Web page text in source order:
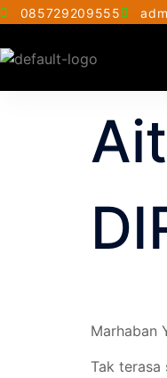
085729209555
Marhaban
Tak terasa